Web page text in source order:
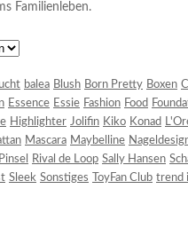
Familienleben.
balea Blush Born Pretty Boxen
Essence Essie Fashion Food
Highlighter Jolifin Kiko Konad
Mascara Maybelline
Pinsel Rival de Loop Sally Hansen
Sleek Sonstiges ToyFan Club trend